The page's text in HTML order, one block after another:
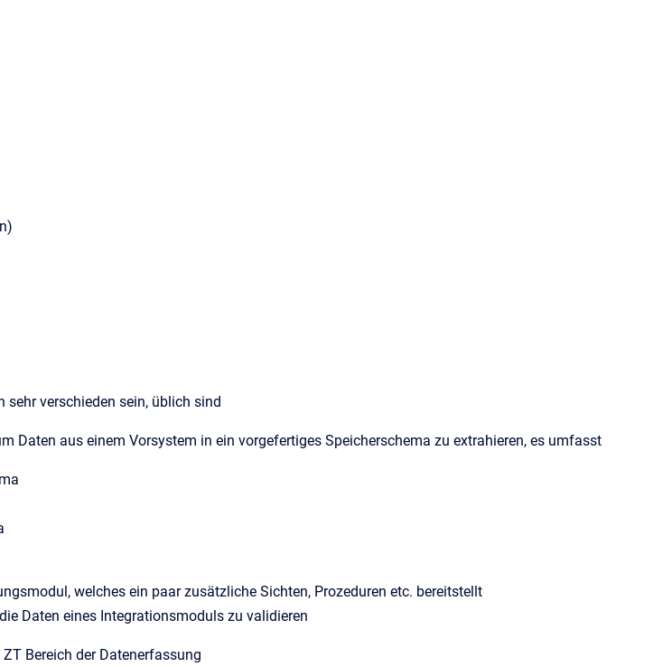
verschieden sein, üblich sind
Daten aus einem Vorsystem in ein vorgefertiges Speicherschema zu extrahieren, es umfasst
welches ein paar zusätzliche Sichten, Prozeduren etc. bereitstellt
Daten eines Integrationsmoduls zu validieren
Bereich der Datenerfassung